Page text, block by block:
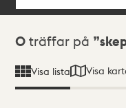
Sökresultat
0 träffar på
Visa lista Visa